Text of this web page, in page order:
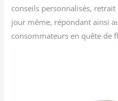
conseils personnalisés,
jour même, répondant ainsi
consommateurs en quête de